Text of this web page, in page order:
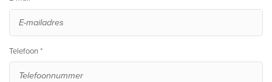
Telefoon *